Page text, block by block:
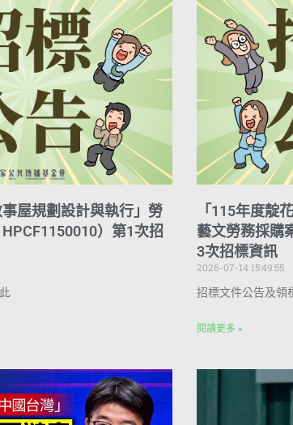
屋規劃設計與執行」勞
）第1次招
「115年度靛
藝文勞務採購
3次招標資訊
2026-07-14 15:49:55
招標文件公告及領
閱讀更多 »